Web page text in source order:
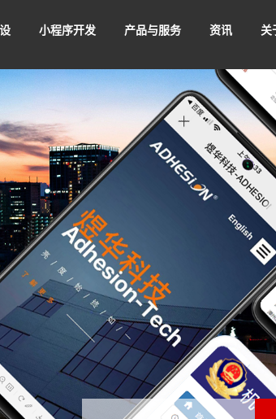
团网站开发
贸网站设计
销网站制作
SEO优化
网站管理
网站代运营
小程序开发
小程序支付接入
小程序使用微信支付进行收款满足
商家不同场景下的支付诉求，让商
家轻松接入微信支付
产品与服务
金贝固定资产 SSLVPN
资讯
小程序运营技巧 软硬件知识
关
值
升，体现价值
无忧售后，7*24小时不